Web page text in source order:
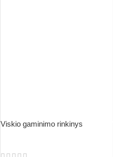
Viskio gaminimo rinkinys